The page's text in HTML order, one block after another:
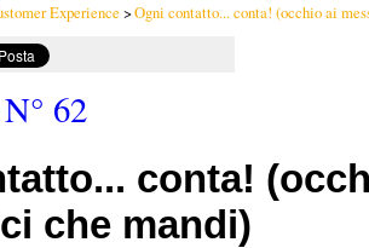
Experience >Ogni contatto... conta! (occhio ai
62
conta!
che mandi)